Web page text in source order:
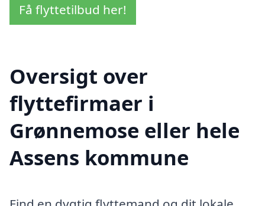
Få flyttetilbud her!
Oversigt over
flyttefirmaer i
Grønnemose eller hele
Assens kommune